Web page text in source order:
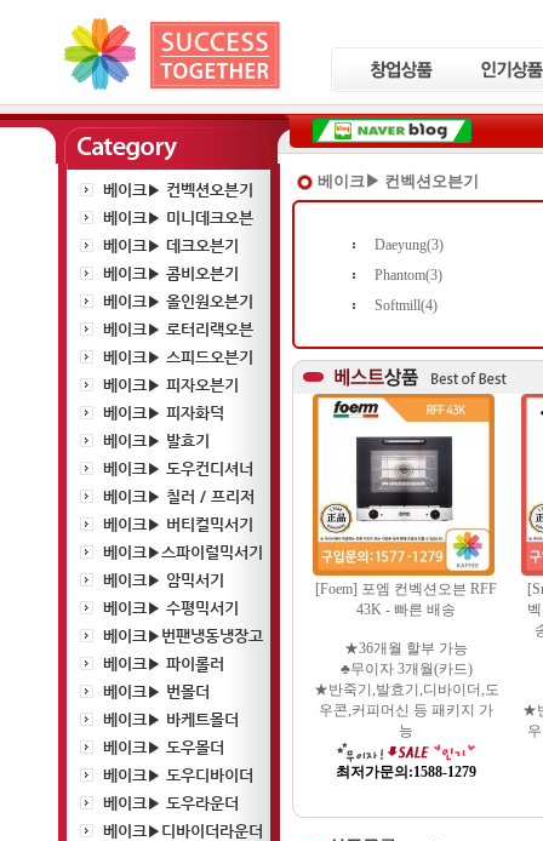
베이크▶ 컨벡션오븐기
베이크▶ 미니데크오븐
베이크▶ 데크오븐기
베이크▶ 콤비오븐기
베이크▶ 올인원오븐기
베이크▶ 로터리랙오븐
베이크▶ 스피드오븐기
베이크▶ 피자오븐기
베이크▶ 피자화덕
베이크▶ 발효기
베이크▶ 도우컨디셔너
베이크▶ 칠러 / 프리저
베이크▶ 버티컬믹서기
베이크▶스파이럴믹서기
베이크▶ 암믹서기
베이크▶ 수평믹서기
베이크▶번팬냉동냉장고
베이크▶ 파이롤러
베이크▶ 번몰더
베이크▶ 바케트몰더
베이크▶ 도우몰더
베이크▶ 도우디바이더
베이크▶ 도우라운더
베이크▶디바이더라운더
베이크▶ 컨벡션오븐기
Daeyung(3)
Phantom(3)
Softmill(4)
[Foem] 포엠 컨벡션오븐 RFF
43K - 빠른 배송
★36개월 할부 가능
♣무이자 3개월(카드)
★반죽기,발효기,디바이더,도
우콘,커피머신 등 패키지 가
능
최저가문의:1588-1279
★